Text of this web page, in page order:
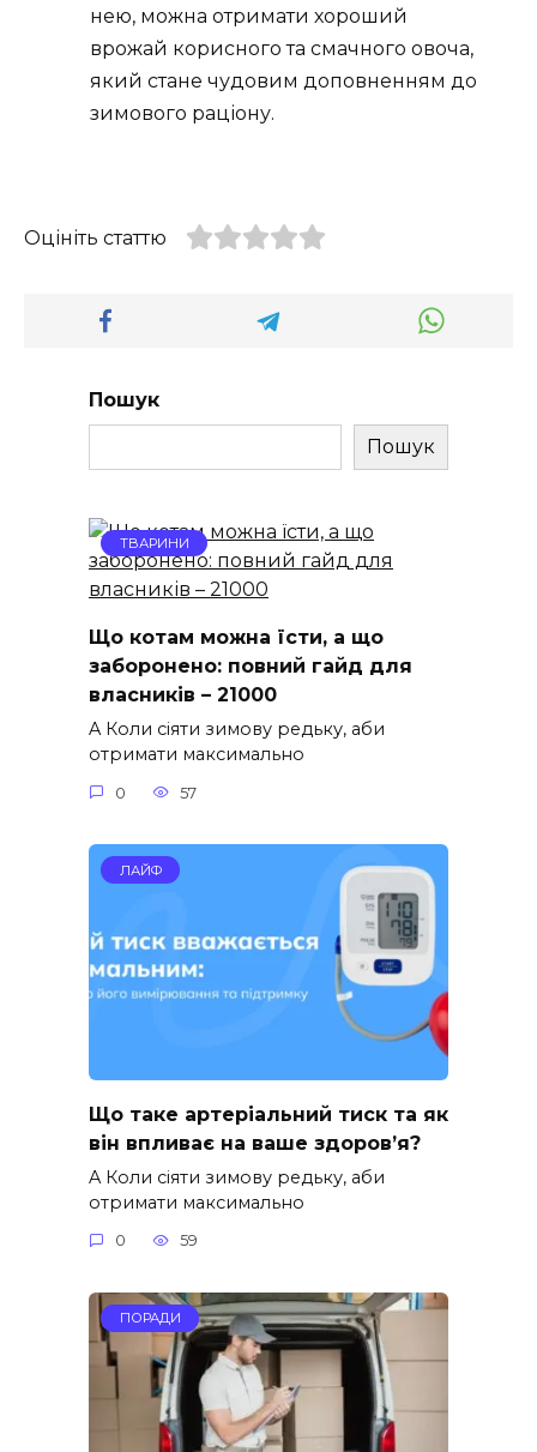
нею, можна отримати хороший
врожай корисного та смачного овоча,
який стане чудовим доповненням до
зимового раціону.
Оцініть статтю
Пошук
Пошук
ТВАРИНИ
Що котам можна їсти, а що
заборонено: повний гайд для
власників – 21000
A Коли сіяти зимову редьку, аби
отримати максимально
0 57
ЛАЙФ
Що таке артеріальний тиск та як
він впливає на ваше здоров’я?
A Коли сіяти зимову редьку, аби
отримати максимально
0 59
ПОРАДИ